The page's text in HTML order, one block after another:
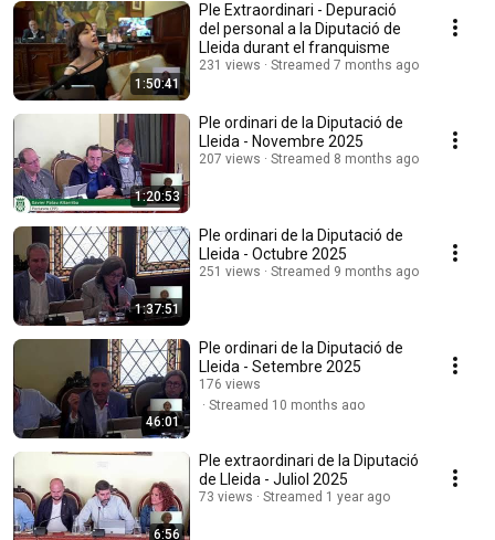
1:50:41
Ple Extraordinari - Depuració
del personal a la Diputació de
Lleida durant el franquisme
231 views Streamed 7 months ago
1:20:53
Ple ordinari de la Diputació de
Lleida - Novembre 2025
207 views Streamed 8 months ago
1:37:51
Ple ordinari de la Diputació de
Lleida - Octubre 2025
251 views Streamed 9 months ago
46:01
Ple ordinari de la Diputació de
Lleida - Setembre 2025
176 views
Streamed 10 months ago
6:56
Ple extraordinari de la Diputació
de Lleida - Juliol 2025
73 views Streamed 1 year ago